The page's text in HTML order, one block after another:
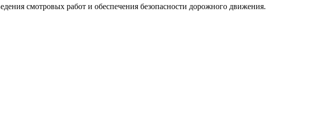
смотровых работ и обеспечения безопасности дорожного движения.